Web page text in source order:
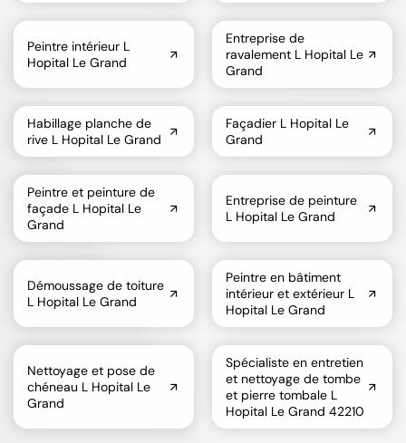
Peintre intérieur L
Hopital Le Grand
Entreprise de
ravalement L Hopital Le
Grand
Habillage planche de
rive L Hopital Le Grand
Façadier L Hopital Le
Grand
Peintre et peinture de
façade L Hopital Le
Grand
Entreprise de peinture
L Hopital Le Grand
Démoussage de toiture
L Hopital Le Grand
Peintre en bâtiment
intérieur et extérieur L
Hopital Le Grand
Nettoyage et pose de
chéneau L Hopital Le
Grand
Spécialiste en entretien
et nettoyage de tombe
et pierre tombale L
Hopital Le Grand 42210